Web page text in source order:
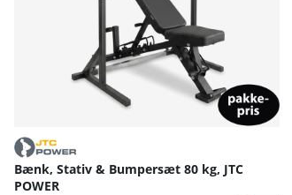
Bænk, Stativ & Bumpersæt 80 kg, JTC
POWER